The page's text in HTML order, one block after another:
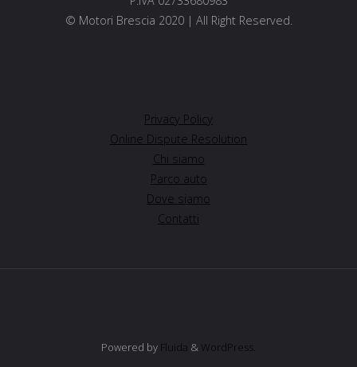
© Motori Brescia 2020 | All Right Reserved.
Privacy Policy
Online Dispute Resolution
Chi siamo
Parco auto
Dove siamo
Contatti
Powered by Fluida & WordPress.